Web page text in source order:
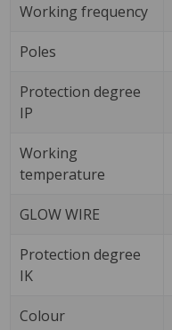
Working frequency
Poles
Protection degree
IP
Working
temperature
GLOW WIRE
Protection degree
IK
Colour